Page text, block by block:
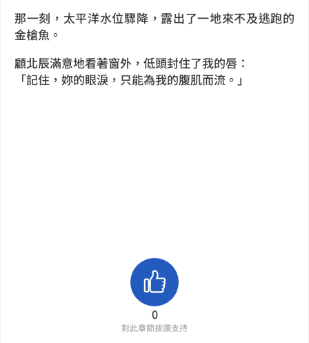
那一刻，太平洋水位驟降，露出了一地來不及逃跑的
金槍魚。
顧北辰滿意地看著窗外，低頭封住了我的唇：
「記住，妳的眼淚，只能為我的腹肌而流。」
0
對此章節按讚支持